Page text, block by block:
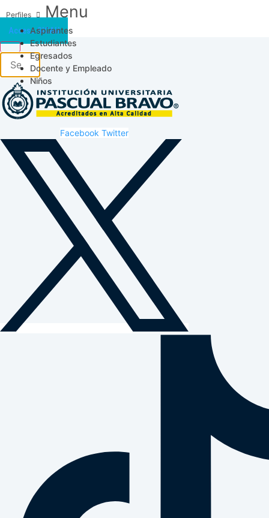
Menu
Aspirantes
Estudiantes
Egresados
Docente y Empleado
Niños
Acceso SICAU
Facebook Twitter